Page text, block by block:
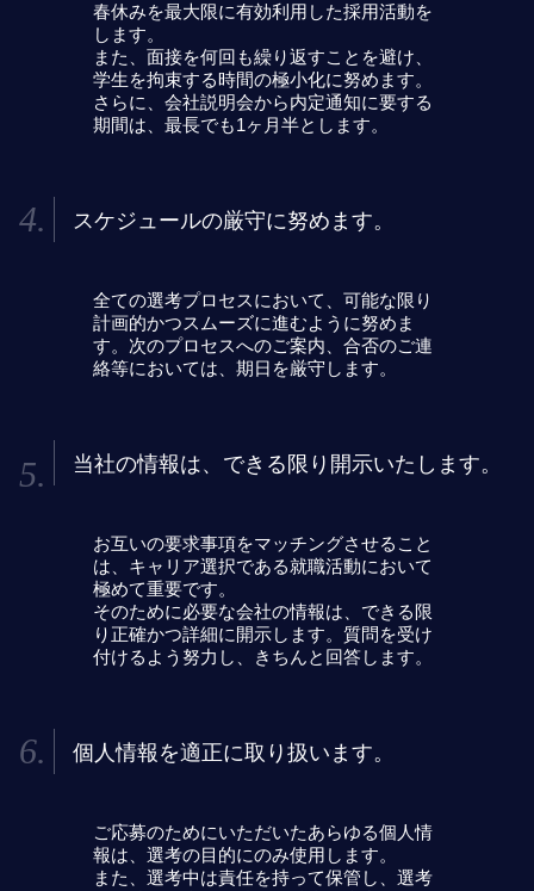
春休みを最大限に有効利用した採用活動を
します。
また、面接を何回も繰り返すことを避け、
学生を拘束する時間の極小化に努めます。
さらに、会社説明会から内定通知に要する
期間は、最長でも1ヶ月半とします。
スケジュールの厳守に努めます。
全ての選考プロセスにおいて、可能な限り
計画的かつスムーズに進むように努めま
す。次のプロセスへのご案内、合否のご連
絡等においては、期日を厳守します。
当社の情報は、 できる限り開示いたします。
お互いの要求事項をマッチングさせること
は、キャリア選択である就職活動において
極めて重要です。
そのために必要な会社の情報は、できる限
り正確かつ詳細に開示します。質問を受け
付けるよう努力し、きちんと回答します。
個人情報を適正に取り扱います。
ご応募のためにいただいたあらゆる個人情
報は、選考の目的にのみ使用します。
また、選考中は責任を持って保管し、選考